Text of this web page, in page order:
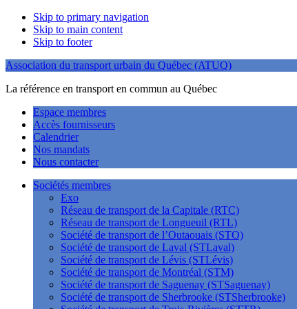
Skip to primary navigation
Skip to main content
Skip to footer
Association du transport urbain du Québec (ATUQ)
La référence en transport en commun au Québec
Espace membres
Accès fournisseurs
Calendrier
Nos mandats
Nous contacter
Sociétés membres
Exo
Réseau de transport de la Capitale (RTC)
Réseau de transport de Longueuil (RTL)
Société de transport de l’Outaouais (STO)
Société de transport de Laval (STLaval)
Société de transport de Lévis (STLévis)
Société de transport de Montréal (STM)
Société de transport de Saguenay (STSaguenay)
Société de transport de Sherbrooke (STSherbrooke)